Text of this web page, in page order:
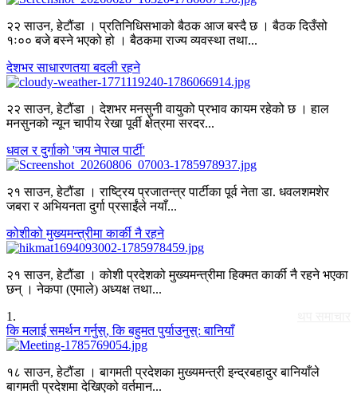
२२ साउन, हेटौंडा । प्रतिनिधिसभाको बैठक आज बस्दै छ । बैठक दिउँसो
१ः०० बजे बस्ने भएको हो । बैठकमा राज्य व्यवस्था तथा...
देशभर साधारणतया बदली रहने
२२ साउन, हेटौंडा । देशभर मनसुनी वायुको प्रभाव कायम रहेको छ । हाल
मनसुनको न्यून चापीय रेखा पूर्वी क्षेत्रमा सरदर...
धवल र दुर्गाको 'जय नेपाल पार्टी'
२१ साउन, हेटौंडा । राष्ट्रिय प्रजातन्त्र पार्टीका पूर्व नेता डा. धवलशमशेर
जबरा र अभियनता दुर्गा प्रसाईंले नयाँ...
कोशीको मुख्यमन्त्रीमा कार्की नै रहने
२१ साउन, हेटौंडा । कोशी प्रदेशको मुख्यमन्त्रीमा हिक्मत कार्की नै रहने भएका
छन् । नेकपा (एमाले) अध्यक्ष तथा...
1 .
कि मलाई समर्थन गर्नुस्, कि बहुमत पुर्याउनुस्: बानियाँ
१८ साउन, हेटौंडा । बागमती प्रदेशका मुख्यमन्त्री इन्द्रबहादुर बानियाँले
बागमती प्रदेशमा देखिएको वर्तमान...